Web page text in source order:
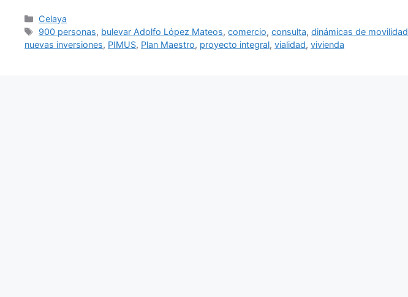
Categorías
Celaya
Etiquetas
900 personas, bulevar Adolfo López Mateos,comercio,consulta,dinámicas de movilidad
nuevas inversiones, PIMUS, Plan Maestro, proyecto integral, vialidad, vivienda